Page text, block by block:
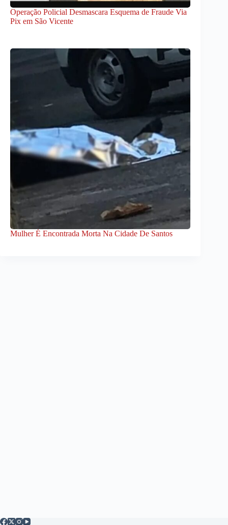
Operação Policial Desmascara Esquema de Fraude Via
Pix em São Vicente
Mulher É Encontrada Morta Na Cidade De Santos